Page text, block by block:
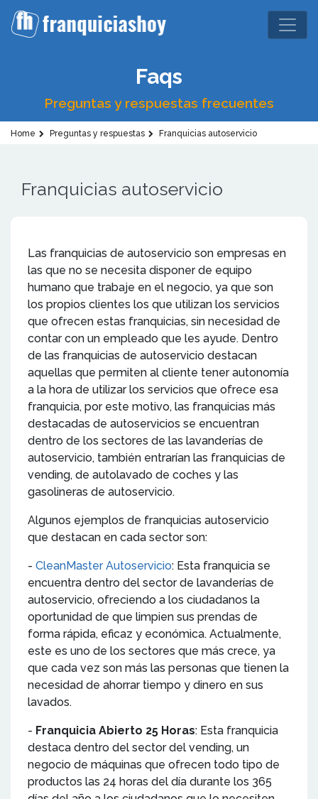
Faqs
Preguntas y respuestas frecuentes
Home Preguntas y respuestas Franquicias autoservicio
Franquicias autoservicio
Las franquicias de autoservicio son empresas en
las que no se necesita disponer de equipo
humano que trabaje en el negocio, ya que son
los propios clientes los que utilizan los servicios
que ofrecen estas franquicias, sin necesidad de
contar con un empleado que les ayude. Dentro
de las franquicias de autoservicio destacan
aquellas que permiten al cliente tener autonomía
a la hora de utilizar los servicios que ofrece esa
franquicia, por este motivo, las franquicias más
destacadas de autoservicios se encuentran
dentro de los sectores de las lavanderías de
autoservicio, también entrarían las franquicias de
vending, de autolavado de coches y las
gasolineras de autoservicio.
Algunos ejemplos de franquicias autoservicio
que destacan en cada sector son:
- CleanMaster Autoservicio: Esta franquicia se
encuentra dentro del sector de lavanderías de
autoservicio, ofreciendo a los ciudadanos la
oportunidad de que limpien sus prendas de
forma rápida, eficaz y económica. Actualmente,
este es uno de los sectores que más crece, ya
que cada vez son más las personas que tienen la
necesidad de ahorrar tiempo y dinero en sus
lavados.
- Franquicia Abierto 25 Horas: Esta franquicia
destaca dentro del sector del vending, un
negocio de máquinas que ofrecen todo tipo de
productos las 24 horas del día durante los 365